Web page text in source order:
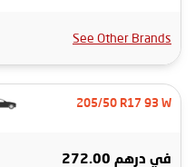
See Other Brands
205/50 R17 93 W
في درهم 272.00